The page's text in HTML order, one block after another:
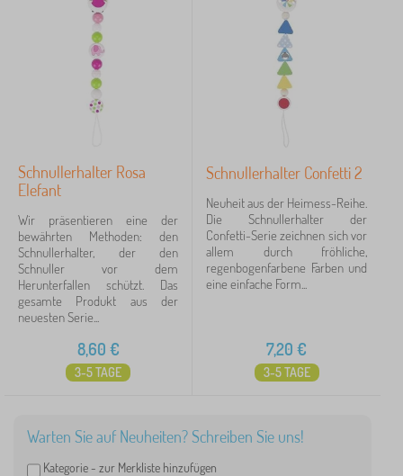
Schnullerhalter Rosa
Elefant
Wir präsentieren eine der
bewährten Methoden: den
Schnullerhalter, der den
Schnuller vor dem
Herunterfallen schützt. Das
gesamte Produkt aus der
neuesten Serie...
8,60 €
3-5 TAGE
Schnullerhalter Confetti 2
Neuheit aus der Heimess-Reihe.
Die Schnullerhalter der
Confetti-Serie zeichnen sich vor
allem durch fröhliche,
regenbogenfarbene Farben und
eine einfache Form...
7,20 €
3-5 TAGE
Warten Sie auf Neuheiten? Schreiben Sie uns!
Kategorie - zur Merkliste hinzufügen